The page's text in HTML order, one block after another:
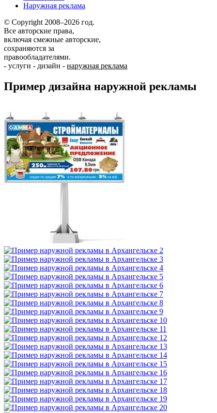
Наружная реклама
© Copyright 2008–2026 год.
Все авторские права,
включая смежные авторские,
сохраняются за
правообладателями.
- услуги - дизайн - наружная реклама
Пример дизайна наружной рекламы